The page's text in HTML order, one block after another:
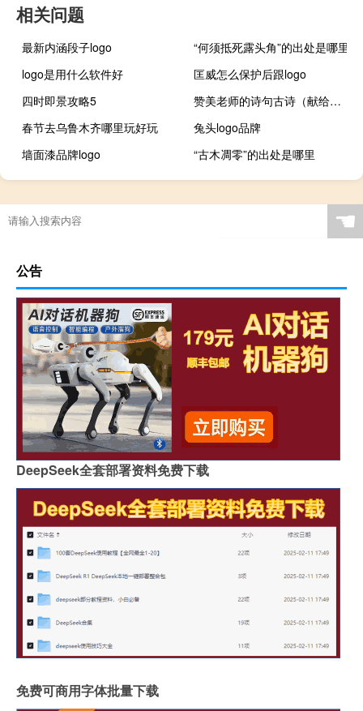
相关问题
最新内涵段子logo
“何须抵死露头角”的出处是哪里
logo是用什么软件好
匡威怎么保护后跟logo
四时即景攻略5
赞美老师的诗句古诗（献给老师的诗句）
春节去乌鲁木齐哪里玩好玩
兔头logo品牌
墙面漆品牌logo
“古木凋零”的出处是哪里
☚
公告
DeepSeek全套部署资料免费下载
免费可商用字体批量下载